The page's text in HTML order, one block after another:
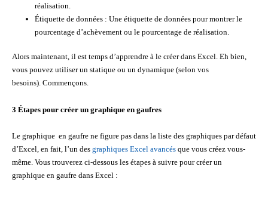
réalisation.
Étiquette de données : Une étiquette de données pour montrer le
pourcentage d’achèvement ou le pourcentage de réalisation.
Alors maintenant, il est temps d’apprendre à le créer dans Excel. Eh bien,
vous pouvez utiliser un statique ou un dynamique (selon vos
besoins). Commençons.
3 Étapes pour créer un graphique en gaufres
Le graphique en gaufre ne figure pas dans la liste des graphiques par défaut
d’Excel, en fait, l’un des graphiques Excel avancés que vous créez vous-
même. Vous trouverez ci-dessous les étapes à suivre pour créer un
graphique en gaufre dans Excel :